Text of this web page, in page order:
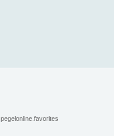
pegelonline.favorites